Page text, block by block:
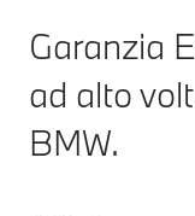
Garanzia
ad alto
BMW.